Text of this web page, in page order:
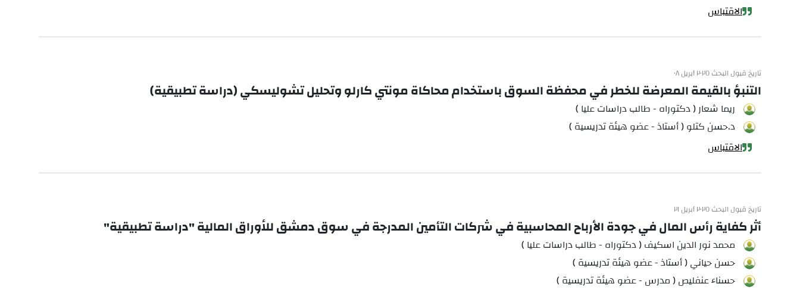
الاقتباس
تاريخ قبول البحث ٢٠٢٥ أبريل ٠٨
التنبؤ بالقيمة المعرضة للخطر في محفظة السوق باستخدام محاكاة مونتي كارلو وتحليل تشوليسكي (دراسة تطبيقية)
ريما شعار ( دكتوراه - طالب دراسات عليا )
د.حسن كتلو ( أستاذ - عضو هيئة تدريسية )
الاقتباس
تاريخ قبول البحث ٢٠٢٥ أبريل ٢١
أثر كفاية رأس المال في جودة الأرباح المحاسبية في شركات التأمين المدرجة في سوق دمشق للأوراق المالية "دراسة تطبيقية"
محمد نور الدين اسكيف ( دكتوراه - طالب دراسات عليا )
حسن حياني ( أستاذ - عضو هيئة تدريسية )
حسناء عنفليص ( مدرس - عضو هيئة تدريسية )